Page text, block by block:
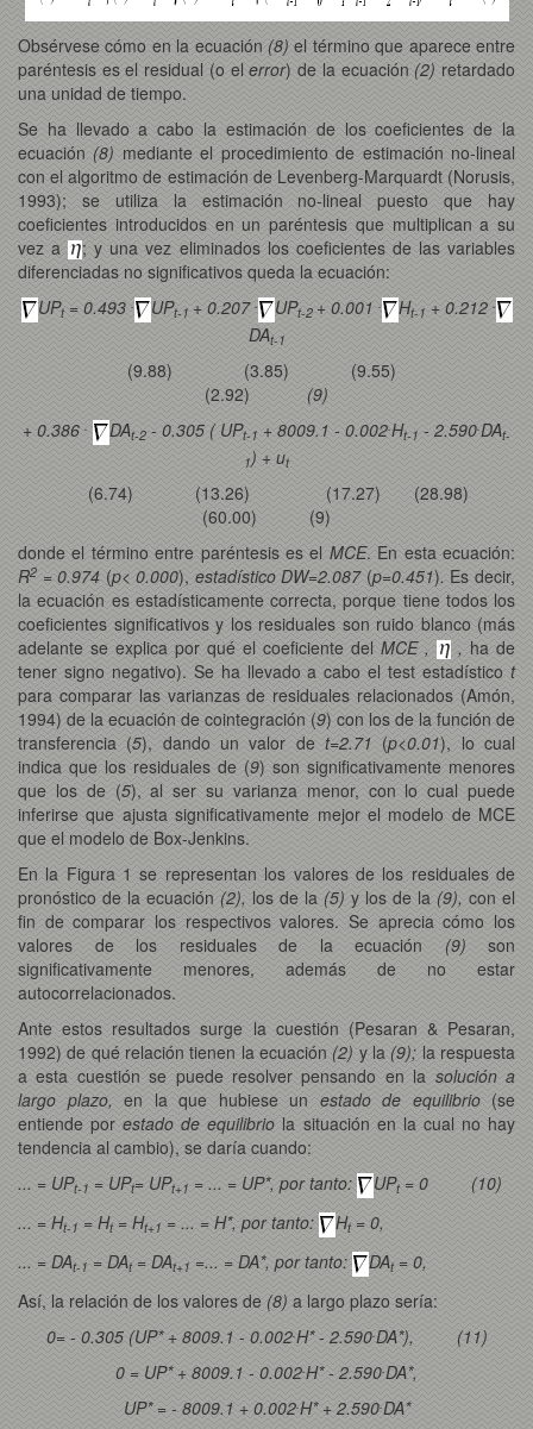
Obsérvese cómo en la ecuación (8)el término que aparece entre
paréntesis es el residual (o elerror) de la ecuación (2) retardado
una unidad de tiempo.
Se ha llevado a cabo la estimación de los coeficientes de la
ecuación (8) mediante el procedimiento de estimación no-lineal
con el algoritmo de estimación de Levenberg-Marquardt (Norusis,
1993); se utiliza la estimación no-lineal puesto que hay
coeficientes introducidos en un paréntesis que multiplican a su
vez a
; y una vez eliminados los coeficientes de las variables
diferenciadas no significativos queda la ecuación:
UPt= 0.493 . UPt-1 + 0.207 . UPt-2 + 0.001 . Ht-1 + 0.212 .
DAt-1
(9.88) (3.85) (9.55)
(2.92) (9)
+ 0.386
DAt-2 - 0.305 ( UPt-1 + 8009.1 - 0.002Ht-1 - 2.590DAt-
1) + ut
(6.74) (13.26) (17.27) (28.98)
(60.00) (9)
donde el término entre paréntesis es el MCE. En esta ecuación:
R2 = 0.974 (p< 0.000), estadístico DW=2.087 (p=0.451). Es decir,
la ecuación es estadísticamente correcta, porque tiene todos los
coeficientes significativos y los residuales son ruido blanco (más
adelante se explica por qué el coeficiente del MCE , , ha de
tener signo negativo). Se ha llevado a cabo el test estadístico t
para comparar las varianzas de residuales relacionados (Amón,
1994) de la ecuación de cointegración (9) con los de la función de
transferencia (5), dando un valor det=2.71 (p<0.01), lo cual
indica que los residuales de (9) son significativamente menores
que los de (5), al ser su varianza menor, con lo cual puede
inferirse que ajusta significativamente mejor el modelo de MCE
que el modelo de Box-Jenkins.
En la Figura 1 se representan los valores de los residuales de
pronóstico de la ecuación (2), los de la (5) y los de la (9), con el
fin de comparar los respectivos valores. Se aprecia cómo los
valores de los residuales de la ecuación (9) son
significativamente menores, además de no estar
autocorrelacionados.
Ante estos resultados surge la cuestión (Pesaran & Pesaran,
1992) de qué relación tienen la ecuación (2) y la (9); la respuesta
a esta cuestión se puede resolver pensando en la solución a
largo plazo, en la que hubiese un estado de equilibrio(se
entiende porestado de equilibrio la situación en la cual no hay
tendencia al cambio), se daría cuando:
... = UPt-1 = UPt= UPt+1 = ... = UP*, por tanto: UPt = 0 (10)
... = Ht-1 = Ht = Ht+1 = ... = H*, por tanto: Ht = 0,
... = DAt-1 = DAt = DAt+1 =... = DA*, por tanto: DAt = 0,
Así, la relación de los valores de (8) a largo plazo sería:
0= - 0.305 (UP* + 8009.1 - 0.002. H* - 2.590.DA*), (11)
0 = UP* + 8009.1 - 0.002.H* - 2.590DA*,
UP* = - 8009.1 + 0.002. H* + 2.590. DA*